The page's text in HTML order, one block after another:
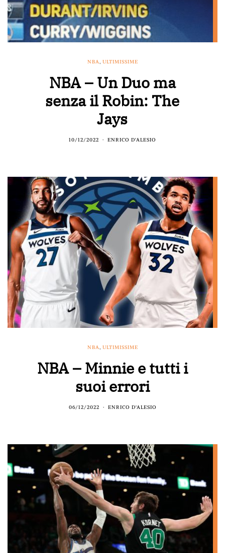
NBA, ULTIMISSIME
NBA – Un Duo ma
senza il Robin: The
Jays
10/12/2022 ENRICO D'ALESIO
NBA, ULTIMISSIME
NBA – Minnie e tutti i
suoi errori
06/12/2022 ENRICO D'ALESIO